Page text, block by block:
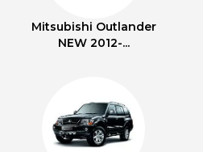
Mitsubishi Outlander
NEW 2012-...